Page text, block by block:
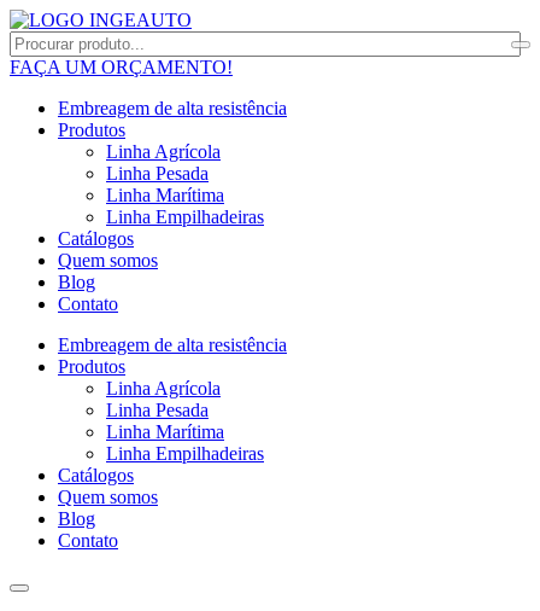
FAÇA UM ORÇAMENTO!
Embreagem de alta resistência
Produtos
Linha Agrícola
Linha Pesada
Linha Marítima
Linha Empilhadeiras
Catálogos
Quem somos
Blog
Contato
Embreagem de alta resistência
Produtos
Linha Agrícola
Linha Pesada
Linha Marítima
Linha Empilhadeiras
Catálogos
Quem somos
Blog
Contato